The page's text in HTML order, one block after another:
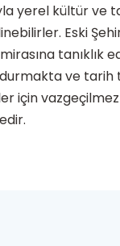
yerel kültür ve
Eski
tanıklık
ve tarih
için